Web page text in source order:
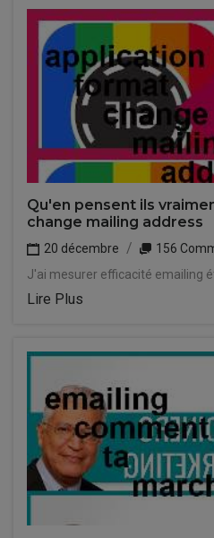
Qu'en pensent ils
change mailing address
20 décembre
156
J'ai mesurer efficacité emailing
Lire Plus